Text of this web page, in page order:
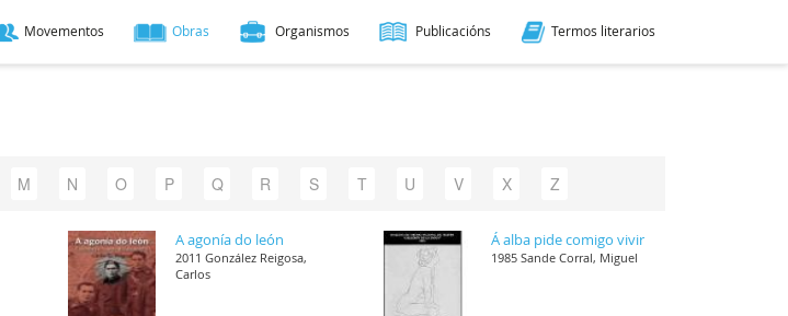
Movementos Obras Organismos Publicacións Termos literarios
M N O P Q R S T U V X Z
A agonía do león
2011 González Reigosa,
Carlos
Á alba pide comigo vivir
1985 Sande Corral, Miguel